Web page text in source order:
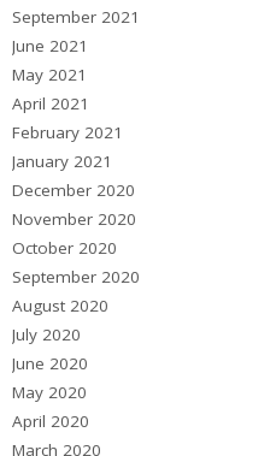
September 2021
June 2021
May 2021
April 2021
February 2021
January 2021
December 2020
November 2020
October 2020
September 2020
August 2020
July 2020
June 2020
May 2020
April 2020
March 2020